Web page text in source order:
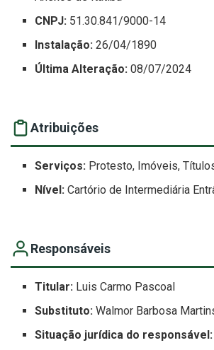
CNPJ: 51.30.841/9000-14
Instalação: 26/04/1890
Última Alteração: 08/07/2024
Atribuições
Serviços: Protesto, Imóveis,
Nível: Cartório de Intermediária
Responsáveis
Titular: Luis Carmo Pascoal
Substituto: Walmor Barbosa
Situação jurídica do responsável: